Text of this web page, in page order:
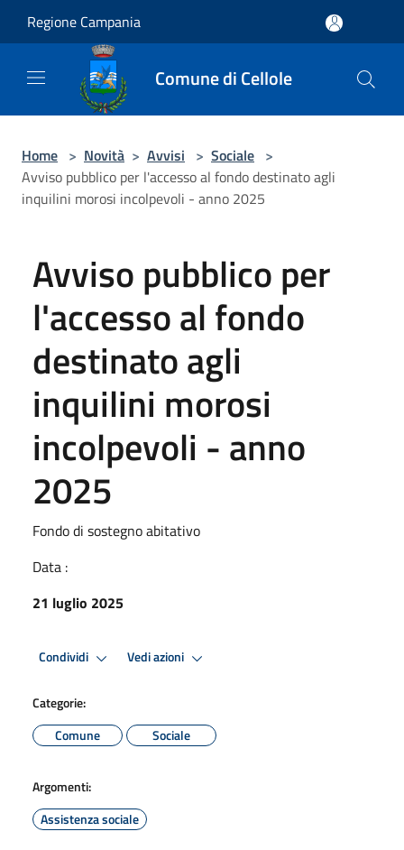
Regione Campania
Comune di Cellole
Home > Novità > Avvisi > Sociale >
Avviso pubblico per l'accesso al fondo destinato agli
inquilini morosi incolpevoli - anno 2025
Avviso pubblico per
l'accesso al fondo
destinato agli
inquilini morosi
incolpevoli - anno
2025
Fondo di sostegno abitativo
Data :
21 luglio 2025
Condividi Vedi azioni
Categorie:
Comune
Sociale
Argomenti:
Assistenza sociale